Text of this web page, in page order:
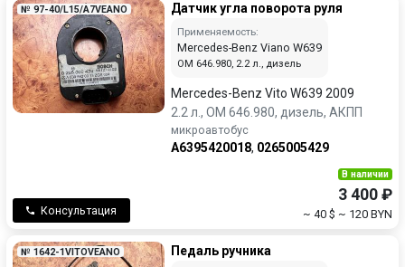
№ 97-40/L15/A7VEANO Датчик угла поворота руля
Применяемость:
Mercedes-Benz Viano W639
OM 646.980, 2.2 л., дизель
Mercedes-Benz Vito W639 2009
2.2 л., OM 646.980, дизель, АКПП
микроавтобус
A6395420018, 0265005429
Консультация
В наличии
3 400 ₽
~ 40 $ ~ 120 BYN
№ 1642-1VITOVEANO Педаль ручника